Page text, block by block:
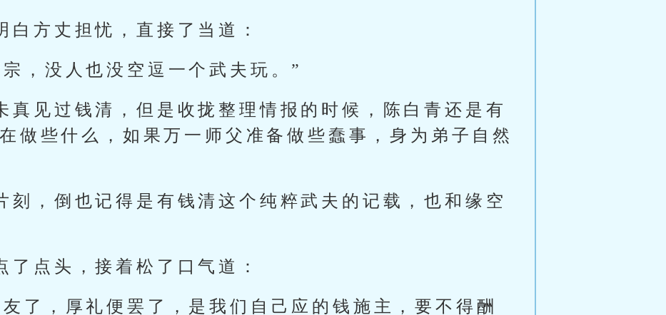
白方丈担忧，直接了当道：
，没人也没空逗一个武夫玩。”
真见过钱清，但是收拢整理情报的时候，陈白青还是有
做些什么，如果万一师父准备做些蠢事，身为弟子自然
刻，倒也记得是有钱清这个纯粹武夫的记载，也和缘空
了点头，接着松了口气道：
了，厚礼便罢了，是我们自己应的钱施主，要不得酬